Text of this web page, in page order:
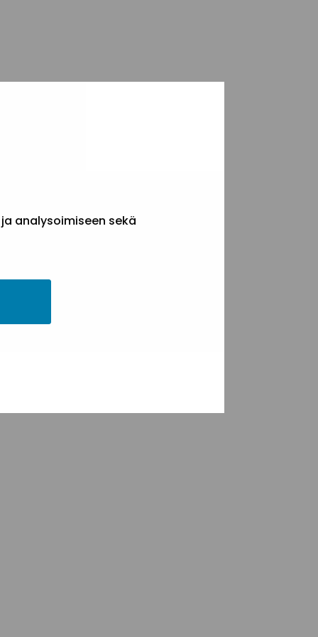
analysoimiseen sekä